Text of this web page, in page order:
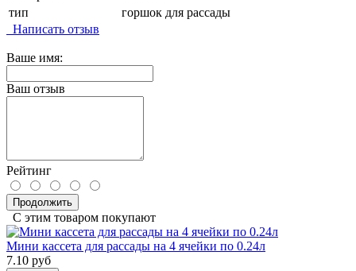
тип
горшок для рассады
Написать отзыв
Ваше имя:
Ваш отзыв
Рейтинг
Продолжить
С этим товаром покупают
Мини кассета для рассады на 4 ячейки по 0.24л
7.10 руб